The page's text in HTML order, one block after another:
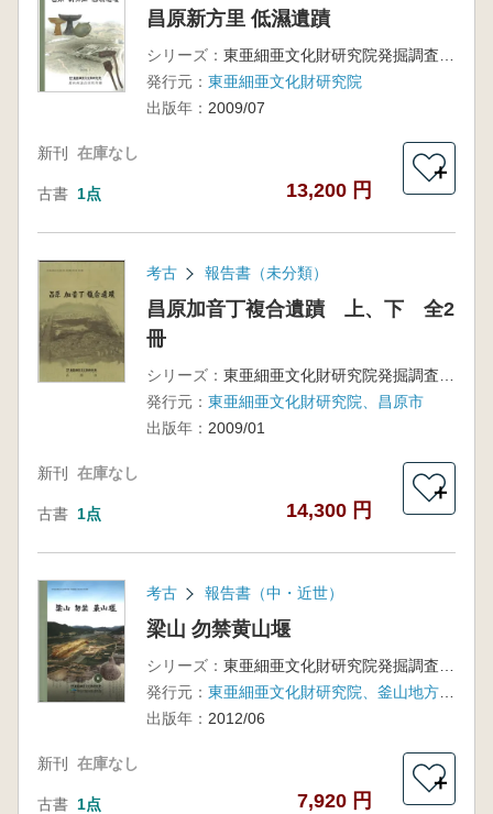
昌原新方里 低濕遺蹟
シリーズ：
発行元： 東亜細亜文化財研究院
出版年： 2009/07
新刊 在庫なし
古書 1点 13,200 円
＋
考古 報告書（未分類）
昌原加音丁複合遺蹟 上、下 全2
冊
シリーズ：
発行元： 東亜細亜文化財研究院、昌原市
出版年： 2009/01
新刊 在庫なし
古書 1点 14,300 円
＋
考古 報告書（中・近世）
梁山 勿禁黄山堰
シリーズ：
発行元：
東亜細亜文化財研究院、釜山地方国土管理庁
出版年： 2012/06
新刊 在庫なし
古書 1点 7,920 円
＋